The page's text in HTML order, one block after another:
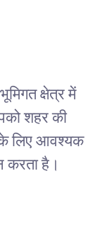
क्षेत्र में
शहर की
लिए आवश्यक
करता है।